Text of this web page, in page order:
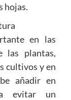
hojas.
en las
las plantas,
cultivos y en
añadir en
evitar un